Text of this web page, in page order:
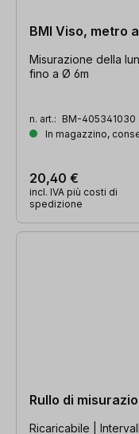
BMI Viso, metro
Misurazione della
fino a Ø 6m
n. art.: BM-405341030
In magazzino,
20,40 €
incl. IVA più costi di
spedizione
Rullo di
Ricaricabile |